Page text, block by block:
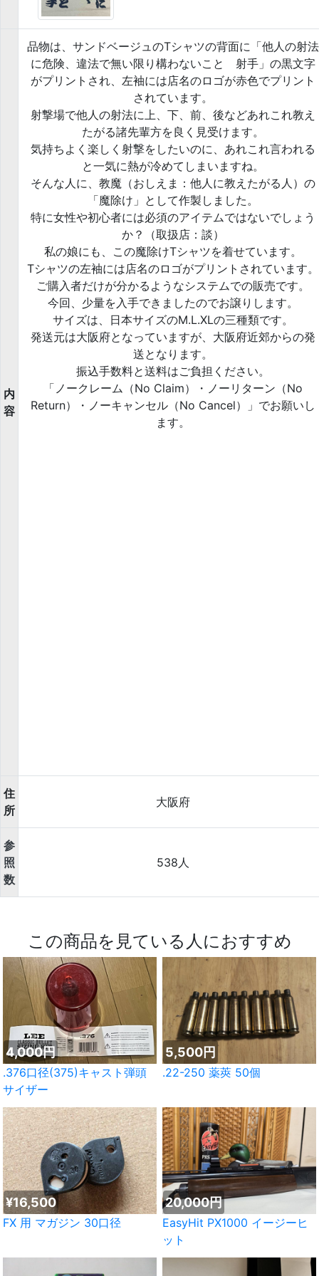
内
容
品物は、サンドベージュのTシャツの背面に「他人の射法
に危険、違法で無い限り構わないこと 射手」の黒文字
がプリントされ、左袖には店名のロゴが赤色でプリント
されています。
射撃場で他人の射法に上、下、前、後などあれこれ教え
たがる諸先輩方を良く見受けます。
気持ちよく楽しく射撃をしたいのに、あれこれ言われる
と一気に熱が冷めてしまいますね。
そんな人に、教魔（おしえま：他人に教えたがる人）の
「魔除け」として作製しました。
特に女性や初心者には必須のアイテムではないでしょう
か？（取扱店：談）
私の娘にも、この魔除けTシャツを着せています。
Tシャツの左袖には店名のロゴがプリントされています。
ご購入者だけが分かるようなシステムでの販売です。
今回、少量を入手できましたのでお譲りします。
サイズは、日本サイズのM.L.XLの三種類です。
発送元は大阪府となっていますが、大阪府近郊からの発
送となります。
振込手数料と送料はご負担ください。
「ノークレーム（No Claim）・ノーリターン（No
Return）・ノーキャンセル（No Cancel）」でお願いし
ます。
住
所
大阪府
参
照
数
538人
この商品を見ている人におすすめ
4,000円
.376口径(375)キャスト弾頭
サイザー
5,500円
.22-250 薬莢 50個
¥16,500
FX 用 マガジン 30口径
20,000円
EasyHit PX1000 イージーヒ
ット